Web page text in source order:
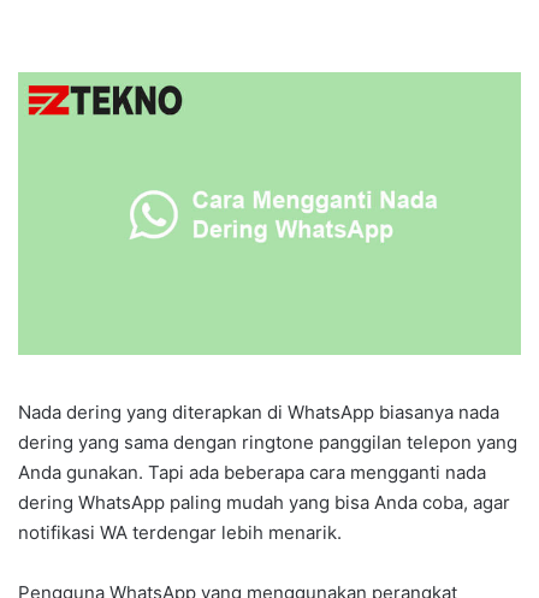
Nada dering yang diterapkan di WhatsApp biasanya nada
dering yang sama dengan ringtone panggilan telepon yang
Anda gunakan. Tapi ada beberapa cara mengganti nada
dering WhatsApp paling mudah yang bisa Anda coba, agar
notifikasi WA terdengar lebih menarik.
Pengguna WhatsApp yang menggunakan perangkat